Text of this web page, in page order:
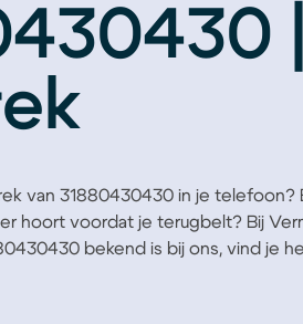
van 31880430430 in je
hoort voordat je terugbelt? Bij
bekend is bij ons, vind je